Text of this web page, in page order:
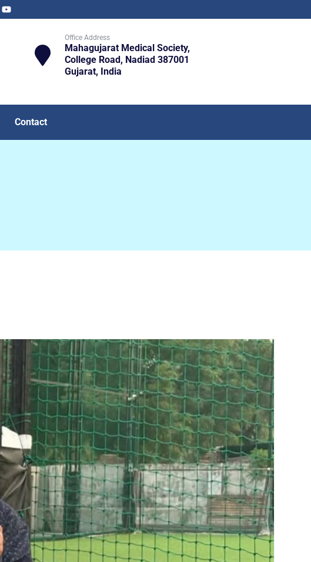
Office Address
Mahagujarat Medical Society,
College Road, Nadiad 387001
Gujarat, India
Contact